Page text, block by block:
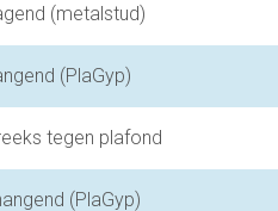
(metalstud)
(PlaGyp)
tegen plafond
(PlaGyp)